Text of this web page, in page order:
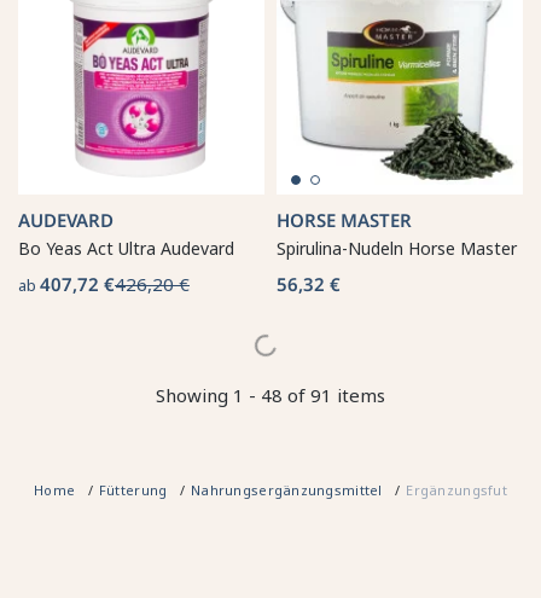
AUDEVARD
Bo Yeas Act Ultra Audevard
ab 407,72 €426,20 €
HORSE MASTER
Spirulina-Nudeln Horse Master
56,32 €
Showing 1 - 48 of 91 items
Home Fütterung Nahrungsergänzungsmittel